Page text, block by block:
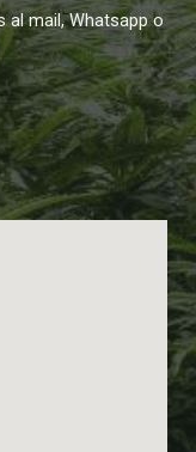
al mail, Whatsapp o